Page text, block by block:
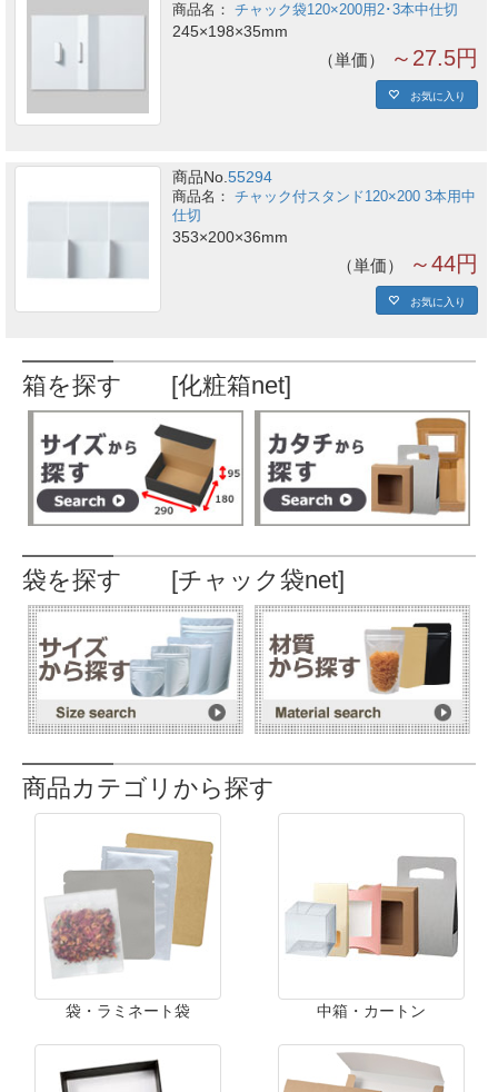
チャック袋120×200用2･3本中仕切
245×198×35mm
単価 ～27.5円
お気に入り
商品No.55294
チャック付スタンド120×200 3本用中
仕切
353×200×36mm
単価 ～44円
お気に入り
箱を探す [化粧箱net]
袋を探す [チャック袋net]
商品カテゴリから探す
袋・ラミネート袋 中箱・カートン